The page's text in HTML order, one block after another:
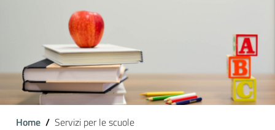
Home Servizi per le scuole